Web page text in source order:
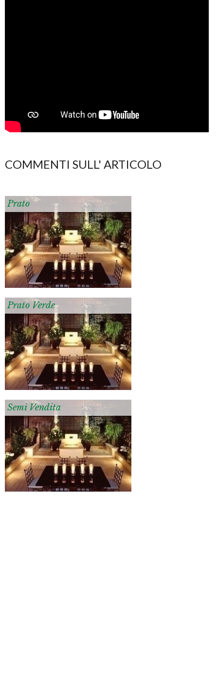
COMMENTI SULL' ARTICOLO
Prato
Prato Verde
Semi Vendita